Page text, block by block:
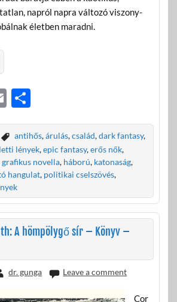
napról napra változó viszony-
életben maradni.
E
ail
O
za
m
e
g
antihős,árulás,család,dark fantasy,
lények,epic fantasy,erős nők,
grafikus novella, háború, katonaság,
hangulat, politikai cselszövés,
A hömpölygő sír – Könyv –
dr. gunga Leave a comment
Cor